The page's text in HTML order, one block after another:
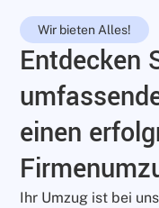
Wir bieten Alles!
Entdecken
einen
Ihr Umzug ist bei